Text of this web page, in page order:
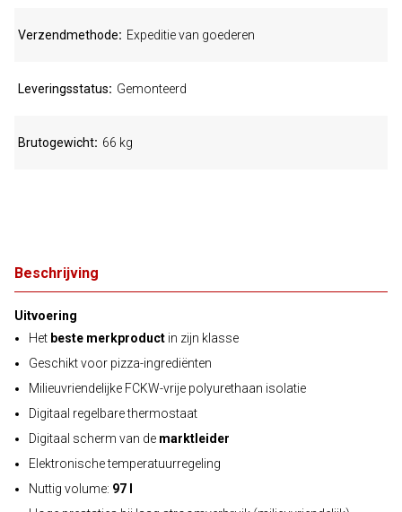
Beschrijving
Uitvoering
Het beste merkproduct in zijn klasse
Geschikt voor pizza-ingrediënten
Milieuvriendelijke FCKW-vrije polyurethaan isolatie
Digitaal regelbare thermostaat
Digitaal scherm van de marktleider
Elektronische temperatuurregeling
Nuttig volume: 97 l
Verzendmethode Expeditie van goederen
Leveringsstatus Gemonteerd
Brutogewicht 66 kg